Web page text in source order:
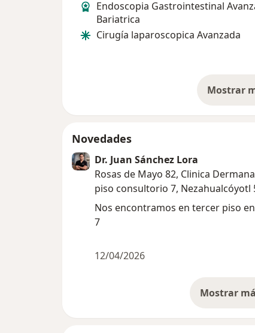
Endoscopia Gastrointestinal
Bariatrica
Cirugía laparoscopica Avanzada
Mostrar
Novedades
Dr. Juan Sánchez Lora
Rosas de Mayo 82, Clinica
piso consultorio 7, Nezahualcóyotl
Nos encontramos en tercer piso
7
12/04/2026